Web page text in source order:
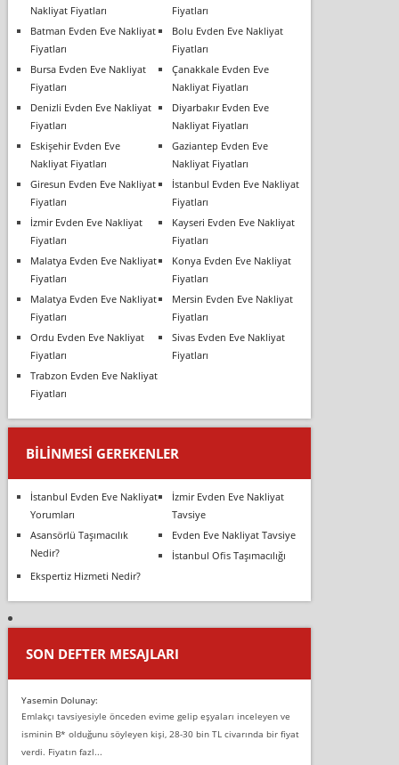
Nakliyat Fiyatları
Fiyatları
Batman Evden Eve Nakliyat
Fiyatları
Bolu Evden Eve Nakliyat
Fiyatları
Bursa Evden Eve Nakliyat
Fiyatları
Çanakkale Evden Eve
Nakliyat Fiyatları
Denizli Evden Eve Nakliyat
Fiyatları
Diyarbakır Evden Eve
Nakliyat Fiyatları
Eskişehir Evden Eve
Nakliyat Fiyatları
Gaziantep Evden Eve
Nakliyat Fiyatları
Giresun Evden Eve Nakliyat
Fiyatları
İstanbul Evden Eve Nakliyat
Fiyatları
İzmir Evden Eve Nakliyat
Fiyatları
Kayseri Evden Eve Nakliyat
Fiyatları
Malatya Evden Eve Nakliyat
Fiyatları
Konya Evden Eve Nakliyat
Fiyatları
Malatya Evden Eve Nakliyat
Fiyatları
Mersin Evden Eve Nakliyat
Fiyatları
Ordu Evden Eve Nakliyat
Fiyatları
Sivas Evden Eve Nakliyat
Fiyatları
Trabzon Evden Eve Nakliyat
Fiyatları
BILINMESI GEREKENLER
İstanbul Evden Eve Nakliyat
Yorumları
İzmir Evden Eve Nakliyat
Tavsiye
Asansörlü Taşımacılık
Nedir?
Evden Eve Nakliyat Tavsiye
İstanbul Ofis Taşımacılığı
Ekspertiz Hizmeti Nedir?
SON DEFTER MESAJLARI
Yasemin Dolunay:
Emlakçı tavsiyesiyle önceden evime gelip eşyaları inceleyen ve
isminin B* olduğunu söyleyen kişi, 28-30 bin TL civarında bir fiyat
verdi. Fiyatın fazl...